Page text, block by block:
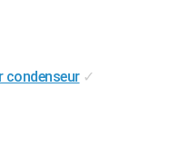
condenseur ✓